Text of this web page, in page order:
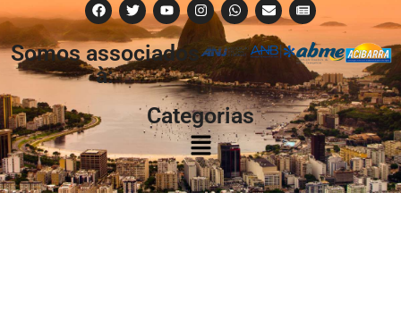
Somos associados
à:
Categorias